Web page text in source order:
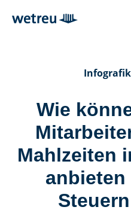
Wie
Mahlzeiten